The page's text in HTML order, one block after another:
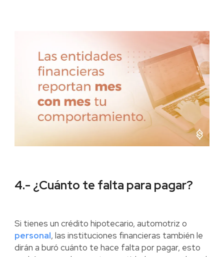
4.- ¿Cuánto te falta para pagar?
Si tienes un crédito hipotecario, automotriz o
personal, las instituciones financieras también le
dirán a buró cuánto te hace falta por pagar, esto